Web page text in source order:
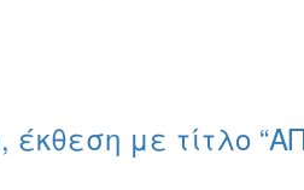
έκθεση με τίτλο